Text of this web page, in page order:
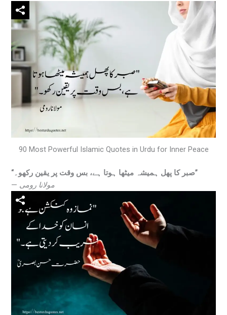
90 Most Powerful Islamic Quotes in Urdu for Inner Peace
“صبر کا پھل ہمیشہ میٹھا ہوتا ہے، بس وقت پر یقین رکھو۔”
— مولانا رومی